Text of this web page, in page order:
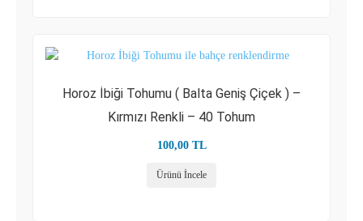
Horoz İbiği Tohumu ( Balta Geniş Çiçek ) –
Kırmızı Renkli – 40 Tohum
100,00 TL
Ürünü İncele